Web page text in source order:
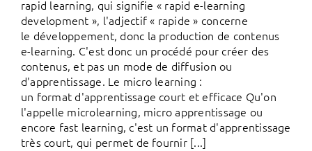
rapid learning, qui signifie « rapid e-learning
development », l'adjectif « rapide » concerne
le développement, donc la production de contenus
e-learning. C'est donc un procédé pour créer des
contenus, et pas un mode de diffusion ou
d'apprentissage. Le micro learning :
un format d'apprentissage court et efficace Qu'on
l'appelle microlearning, micro apprentissage ou
encore fast learning, c'est un format d'apprentissage
très court, qui permet de fournir [...]